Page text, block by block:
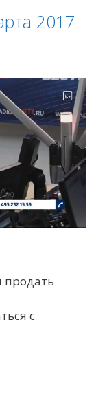
2017
продать
с